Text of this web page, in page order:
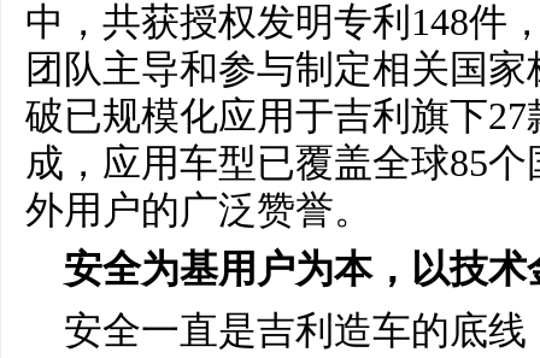
中，共获授权发明专利148件
团队主导和参与制定相关国
破已规模化应用于吉利旗下
成，应用车型已覆盖全球85
外用户的广泛赞誉。
安全为基用户为本，以技
安全一直是吉利造车的底